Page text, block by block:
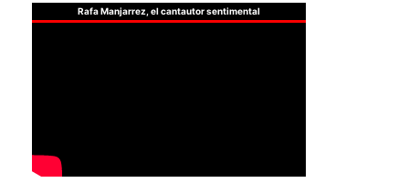
Rafa Manjarrez, el cantautor sentimental